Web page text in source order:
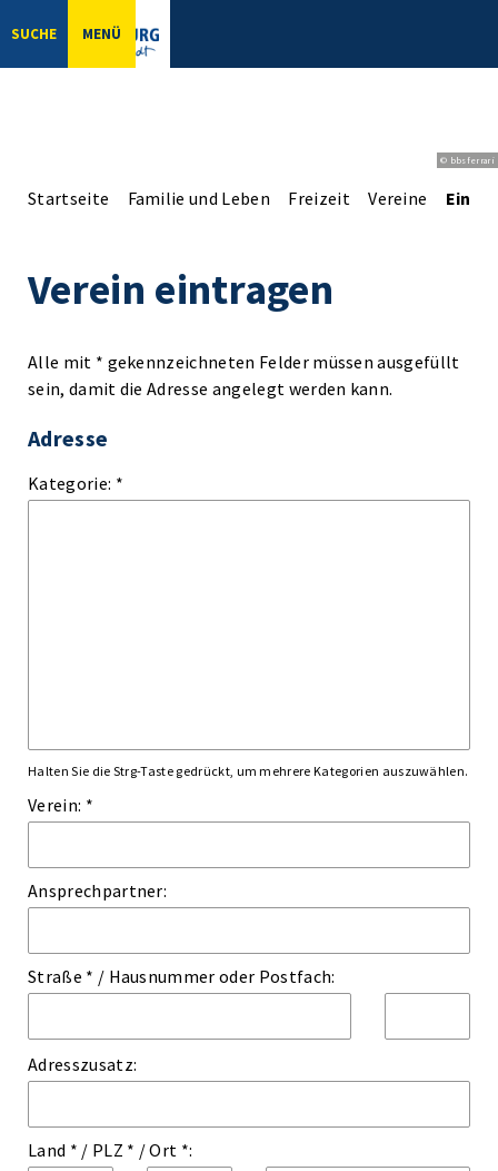
SUCHE MENÜ
© bbsferrari
Startseite Familie und Leben Freizeit Vereine
Verein eintragen
Alle mit * gekennzeichneten Felder müssen ausgefüllt
sein, damit die Adresse angelegt werden kann.
Adresse
Kategorie: *
Halten Sie die Strg-Taste gedrückt, um mehrere Kategorien auszuwählen.
Verein: *
Ansprechpartner:
Straße * / Hausnummer oder Postfach:
Adresszusatz:
Land * / PLZ * /Ort *: